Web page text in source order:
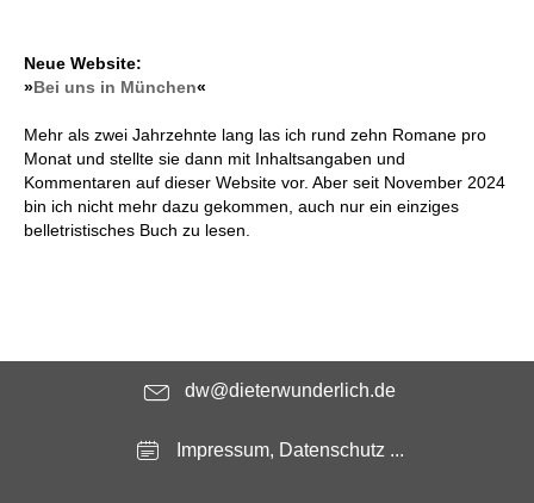
Neue Website:
»Bei uns in München«
Mehr als zwei Jahrzehnte lang las ich rund zehn Romane pro
Monat und stellte sie dann mit Inhaltsangaben und
Kommentaren auf dieser Website vor. Aber seit November 2024
bin ich nicht mehr dazu gekommen, auch nur ein einziges
belletristisches Buch zu lesen.
dw@dieterwunderlich.de
Impressum, Datenschutz ...